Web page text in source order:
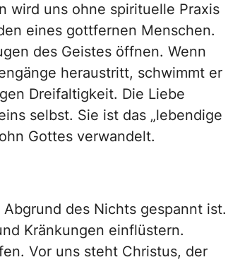
wird uns ohne spirituelle Praxis
eines gottfernen Menschen.
des Geistes öffnen. Wenn
heraustritt, schwimmt er
Dreifaltigkeit. Die Liebe
selbst. Sie ist das „lebendige
Gottes verwandelt.
des Nichts gespannt ist.
Kränkungen einflüstern.
Vor uns steht Christus, der